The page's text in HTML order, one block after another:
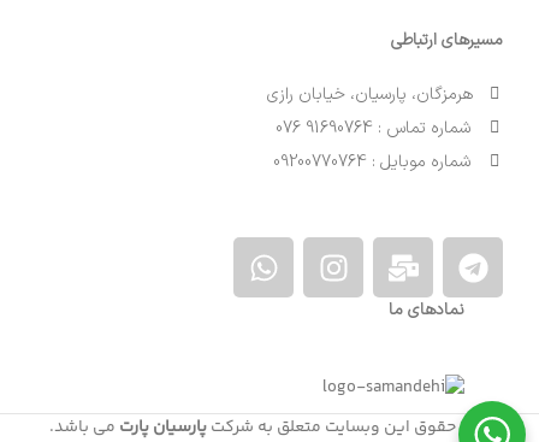
مسیرهای ارتباطی
هرمزگان، پارسیان، خیابان رازی
شماره تماس : 91690764 076
شماره موبایل : 09200770764
نمادهای ما
کلیه حقوق این وبسایت متعلق به شرکتپارسیان پارت می باشد.